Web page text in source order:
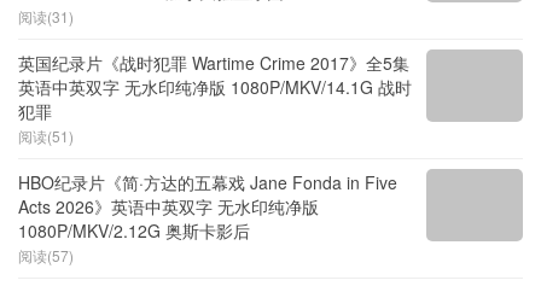
阅读(31)
英国纪录片《战时犯罪 Wartime Crime 2017》全5集
英语中英双字 无水印纯净版 1080P/MKV/14.1G 战时
犯罪
阅读(51)
HBO纪录片《简·方达的五幕戏 Jane Fonda in Five
Acts 2026》英语中英双字 无水印纯净版
1080P/MKV/2.12G 奥斯卡影后
阅读(57)